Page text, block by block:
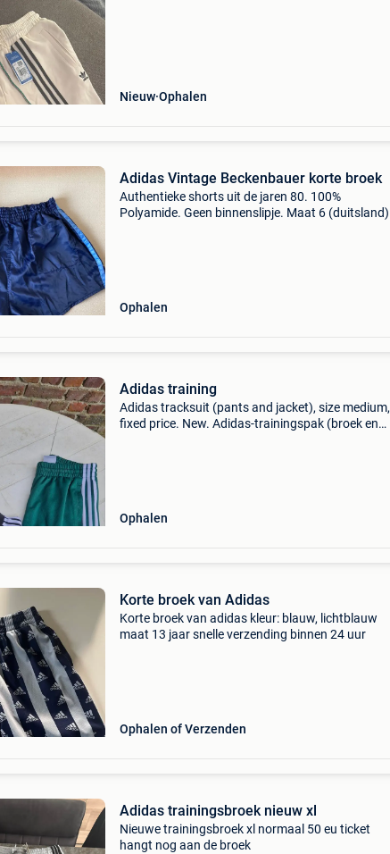
Nieuw Ophalen
Adidas Vintage Beckenbauer korte broek
Authentieke shorts uit de jaren 80. 100%
Polyamide. Geen binnenslipje. Maat 6 (duitsland)
Ophalen
Adidas training
Adidas tracksuit (pants and jacket), size medium,
fixed price. New. Adidas-trainingspak (broek en
Ophalen
Korte broek van Adidas
Korte broek van adidas kleur: blauw, lichtblauw
maat 13 jaar snelle verzending binnen 24 uur
Ophalen of Verzenden
Adidas trainingsbroek nieuw xl
Nieuwe trainingsbroek xl normaal 50 eu ticket
hangt nog aan de broek